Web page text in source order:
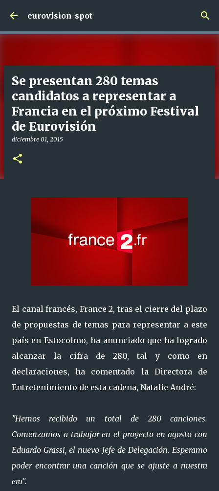
Ir al contenido principal
eurovision-spot
Se presentan 280 temas
candidatos a representar a
Francia en el próximo Festival
de Eurovisión
diciembre 01, 2015
El canal francés, France 2, tras el cierre del plazo
de propuestas de temas para representar a este
país en Estocolmo, ha anunciado que ha logrado
alcanzar la cifra de 280, tal y como en
declaraciones, ha comentado la Directora de
Entretenimiento de esta cadena, Natalie André:
"Hemos recibido un total de 280 canciones.
Comenzamos a trabajar en el proyecto en agosto con
Eduardo Grassi, el nuevo Jefe de Delegación. Esperamo
poder encontrar una canción que se ajuste a nuestra
era".